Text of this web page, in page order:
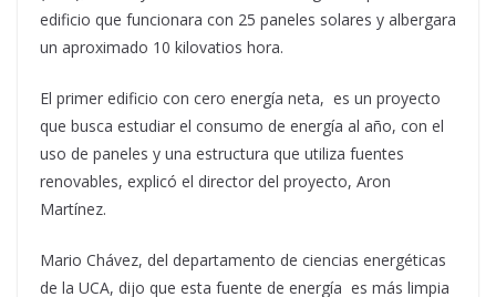
edificio que funcionara con 25 paneles solares y albergara
un aproximado 10 kilovatios hora.
El primer edificio con cero energía neta, es un proyecto
que busca estudiar el consumo de energía al año, con el
uso de paneles y una estructura que utiliza fuentes
renovables, explicó el director del proyecto, Aron
Martínez.
Mario Chávez, del departamento de ciencias energéticas
de la UCA, dijo que esta fuente de energía es más limpia